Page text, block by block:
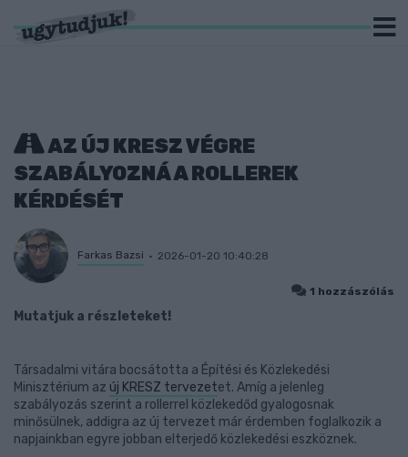
AZ ÚJ KRESZ VÉGRE
SZABÁLYOZNÁ A ROLLEREK
KÉRDÉSÉT
Farkas Bazsi 2026-01-20 10:40:28
1 hozzászólás
Mutatjuk a részleteket!
Társadalmi vitára bocsátotta a Építési és Közlekedési
Minisztérium az új KRESZ tervezetet. Amíg a jelenleg
szabályozás szerint a rollerrel közlekedőd gyalogosnak
minősülnek, addigra az új tervezet már érdemben foglalkozik a
napjainkban egyre jobban elterjedő közlekedési eszköznek.